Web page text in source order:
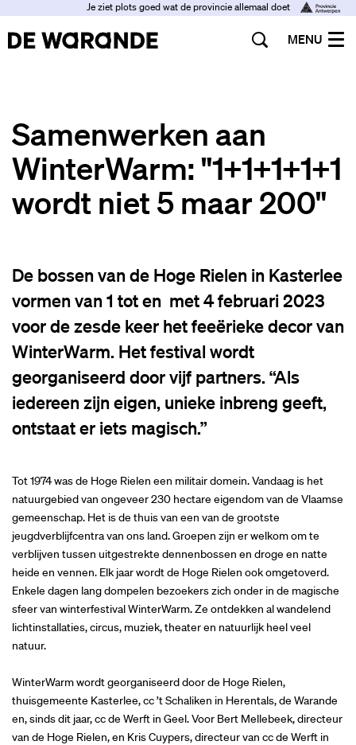
Je ziet plots goed wat de provincie allemaal doet
MENU
Samenwerken aan
WinterWarm: "1+1+1+1+1
wordt niet 5 maar 200"
De bossen van de Hoge Rielen in Kasterlee
vormen van 1 tot en met 4 februari 2023
voor de zesde keer het feeërieke decor van
WinterWarm. Het festival wordt
georganiseerd door vijf partners. “Als
iedereen zijn eigen, unieke inbreng geeft,
ontstaat er iets magisch.”
Tot 1974 was de Hoge Rielen een militair domein. Vandaag is het
natuurgebied van ongeveer 230 hectare eigendom van de Vlaamse
gemeenschap. Het is de thuis van een van de grootste
jeugdverblijfcentra van ons land. Groepen zijn er welkom om te
verblijven tussen uitgestrekte dennenbossen en droge en natte
heide en vennen. Elk jaar wordt de Hoge Rielen ook omgetoverd.
Enkele dagen lang dompelen bezoekers zich onder in de magische
sfeer van winterfestival WinterWarm. Ze ontdekken al wandelend
lichtinstallaties, circus, muziek, theater en natuurlijk heel veel
natuur.
WinterWarm wordt georganiseerd door de Hoge Rielen,
thuisgemeente Kasterlee, cc ’t Schaliken in Herentals, de Warande
en, sinds dit jaar, cc de Werft in Geel. Voor Bert Mellebeek, directeur
van de Hoge Rielen, en Kris Cuypers, directeur van cc de Werft in